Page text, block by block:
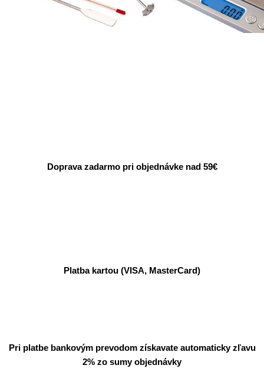
Doprava zadarmo pri objednávke nad 59€
Platba kartou (VISA, MasterCard)
Pri platbe bankovým prevodom získavate automaticky zľavu
2% zo sumy objednávky